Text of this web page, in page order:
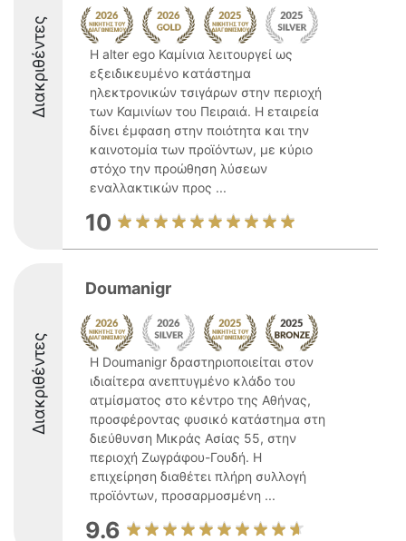
Διακριθέντες
Η alter ego Καμίνια λειτουργεί ως
εξειδικευμένο κατάστημα
ηλεκτρονικών τσιγάρων στην περιοχή
των Καμινίων του Πειραιά. Η εταιρεία
δίνει έμφαση στην ποιότητα και την
καινοτομία των προϊόντων, με κύριο
στόχο την προώθηση λύσεων
εναλλακτικών προς ...
10
Διακριθέντες
Doumanigr
Η Doumanigr δραστηριοποιείται στον
ιδιαίτερα ανεπτυγμένο κλάδο του
ατμίσματος στο κέντρο της Αθήνας,
προσφέροντας φυσικό κατάστημα στη
διεύθυνση Μικράς Ασίας 55, στην
περιοχή Ζωγράφου-Γουδή. Η
επιχείρηση διαθέτει πλήρη συλλογή
προϊόντων, προσαρμοσμένη ...
9.6